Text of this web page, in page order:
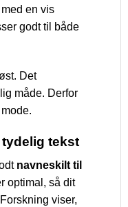
en vis
godt til både
Det
måde. Derfor
tekst
navneskilt til
optimal, så dit
viser,